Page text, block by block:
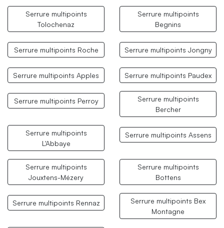
Serrure multipoints
Tolochenaz
Serrure multipoints
Begnins
Serrure multipoints Roche Serrure multipoints Jongny
Serrure multipoints Apples Serrure multipoints Paudex
Serrure multipoints Perroy
Serrure multipoints
Bercher
Serrure multipoints
L'Abbaye
Serrure multipoints Assens
Serrure multipoints
Jouxtens-Mézery
Serrure multipoints
Bottens
Serrure multipoints Rennaz
Serrure multipoints Bex
Montagne